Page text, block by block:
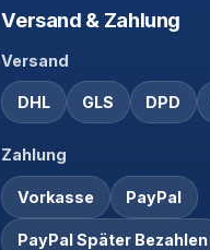
Versand & Zahlung
Versand
DHL GLS DPD
Zahlung
Vorkasse PayPal
PayPal Später Bezahlen